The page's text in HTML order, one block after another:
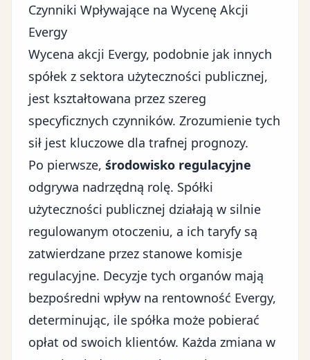
Czynniki Wpływające na Wycenę Akcji
Evergy
Wycena akcji Evergy, podobnie jak innych
spółek z sektora użyteczności publicznej,
jest kształtowana przez szereg
specyficznych czynników. Zrozumienie tych
sił jest kluczowe dla trafnej prognozy.
Po pierwsze, środowisko regulacyjne
odgrywa nadrzędną rolę. Spółki
użyteczności publicznej działają w silnie
regulowanym otoczeniu, a ich taryfy są
zatwierdzane przez stanowe komisje
regulacyjne. Decyzje tych organów mają
bezpośredni wpływ na rentowność Evergy,
determinując, ile spółka może pobierać
opłat od swoich klientów. Każda zmiana w